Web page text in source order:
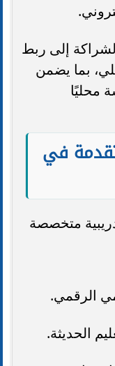
إلى ربط
بما يضمن
محليًا
في
متخصصة
الرقمي.
الحديثة.